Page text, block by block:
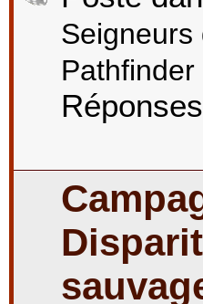
Seigneurs
Pathfinder